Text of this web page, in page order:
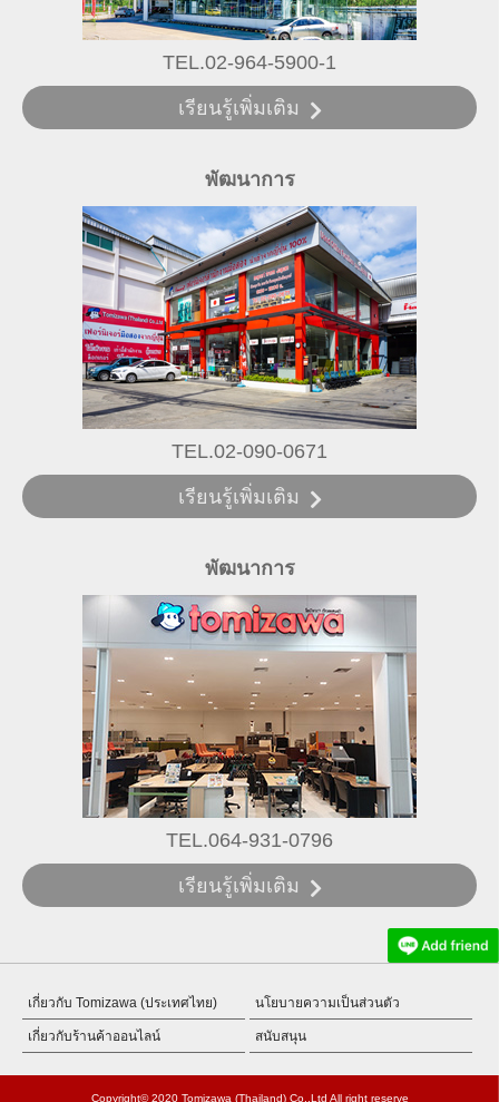
TEL.02-964-5900-1
เรียนรู้เพิ่มเติม
พัฒนาการ
TEL.02-090-0671
เรียนรู้เพิ่มเติม
พัฒนาการ
TEL.064-931-0796
เรียนรู้เพิ่มเติม
เกี่ยวกับ Tomizawa (ประเทศไทย) นโยบายความเป็นส่วนตัว
เกี่ยวกับร้านค้าออนไลน์ สนับสนุน
Copyright© 2020 Tomizawa (Thailand) Co.,Ltd All right reserve